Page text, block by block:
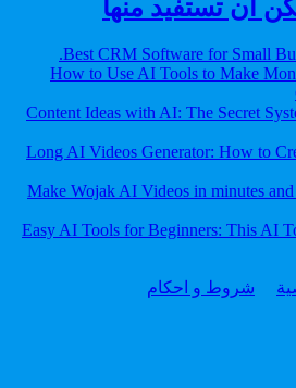
ان تستفيد منها
Best CRM Software for Small
How to Use AI Tools to Make
Content Ideas with AI: The Secret
Long AI Videos Generator: How to
Make Wojak AI Videos in minutes
Easy AI Tools for Beginners: This AI
شروط و احكام